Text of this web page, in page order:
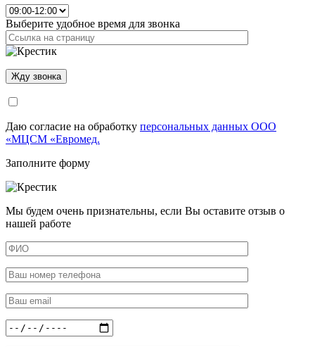
Выберите удобное время для звонка
Даю согласие на обработку персональных данных ООО
«МЦСМ «Евромед.
Заполните форму
Мы будем очень признательны, если Вы оставите отзыв о
нашей работе